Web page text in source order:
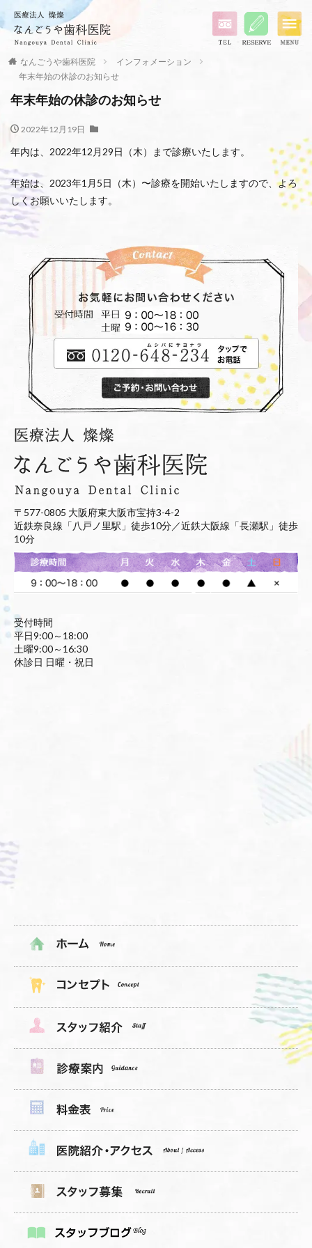
なんごうや歯科医院
インフォメーション
年末年始の休診のお知らせ
年末年始の休診のお知らせ
2022年12月19日
年内は、2022年12月29日（木）まで診療いたします。
年始は、2023年1月5日（木）〜診療を開始いたしますので、よろ
しくお願いいたします。
〒577-0805 大阪府東大阪市宝持3-4-2
近鉄奈良線「八戸ノ里駅」徒歩10分／近鉄大阪線「長瀬駅」徒歩
10分
受付時間
平日9:00～18:00
土曜9:00～16:30
休診日 日曜・祝日